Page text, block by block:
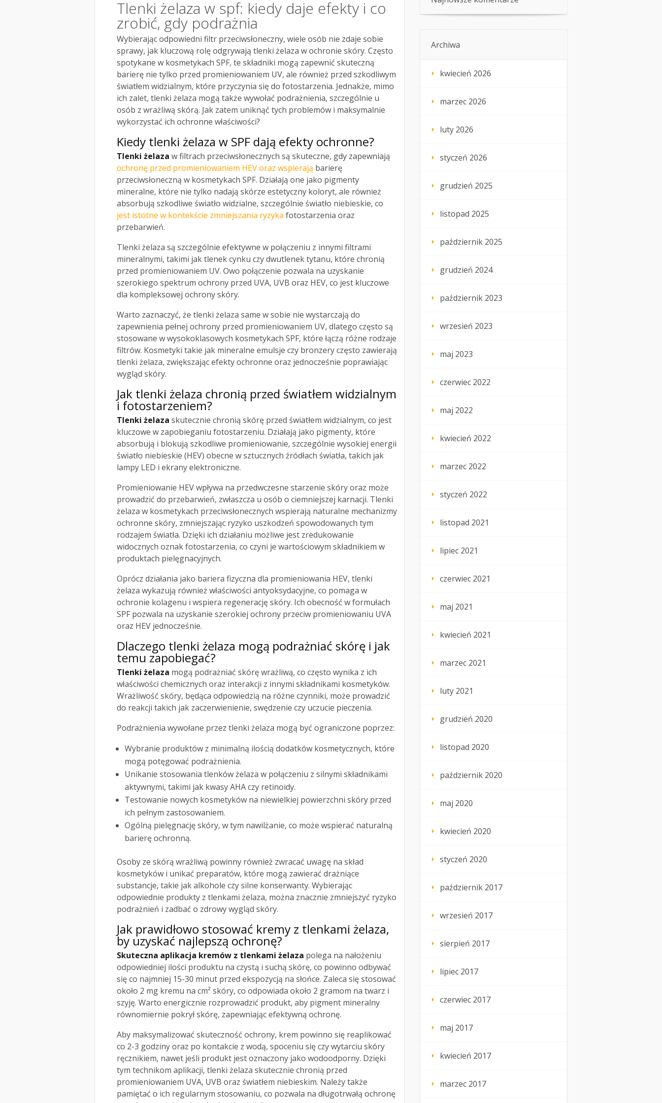
Tlenki żelaza w spf: kiedy daje efekty i co
zrobić, gdy podrażnia
Wybierając odpowiedni filtr przeciwsłoneczny, wiele osób nie zdaje sobie
sprawy, jak kluczową rolę odgrywają tlenki żelaza w ochronie skóry. Często
spotykane w kosmetykach SPF, te składniki mogą zapewnić skuteczną
barierę nie tylko przed promieniowaniem UV, ale również przed szkodliwym
światłem widzialnym, które przyczynia się do fotostarzenia. Jednakże, mimo
ich zalet, tlenki żelaza mogą także wywołać podrażnienia, szczególnie u
osób z wrażliwą skórą. Jak zatem uniknąć tych problemów i maksymalnie
wykorzystać ich ochronne właściwości?
Kiedy tlenki żelaza w SPF dają efekty ochronne?
Tlenki żelaza w filtrach przeciwsłonecznych są skuteczne, gdy zapewniają
ochronę przed promieniowaniem HEV oraz wspierają barierę
przeciwsłoneczną w kosmetykach SPF. Działają one jako pigmenty
mineralne, które nie tylko nadają skórze estetyczny koloryt, ale również
absorbują szkodliwe światło widzialne, szczególnie światło niebieskie, co
jest istotne w kontekście zmniejszania ryzyka fotostarzenia oraz
przebarwień.
Tlenki żelaza są szczególnie efektywne w połączeniu z innymi filtrami
mineralnymi, takimi jak tlenek cynku czy dwutlenek tytanu, które chronią
przed promieniowaniem UV. Owo połączenie pozwala na uzyskanie
szerokiego spektrum ochrony przed UVA, UVB oraz HEV, co jest kluczowe
dla kompleksowej ochrony skóry.
Warto zaznaczyć, że tlenki żelaza same w sobie nie wystarczają do
zapewnienia pełnej ochrony przed promieniowaniem UV, dlatego często są
stosowane w wysokoklasowych kosmetykach SPF, które łączą różne rodzaje
filtrów. Kosmetyki takie jak mineralne emulsje czy bronzery często zawierają
tlenki żelaza, zwiększając efekty ochronne oraz jednocześnie poprawiając
wygląd skóry.
Jak tlenki żelaza chronią przed światłem widzialnym
i fotostarzeniem?
Tlenki żelaza skutecznie chronią skórę przed światłem widzialnym, co jest
kluczowe w zapobieganiu fotostarzeniu. Działają jako pigmenty, które
absorbują i blokują szkodliwe promieniowanie, szczególnie wysokiej energii
światło niebieskie (HEV) obecne w sztucznych źródłach światła, takich jak
lampy LED i ekrany elektroniczne.
Promieniowanie HEV wpływa na przedwczesne starzenie skóry oraz może
prowadzić do przebarwień, zwłaszcza u osób o ciemniejszej karnacji. Tlenki
żelaza w kosmetykach przeciwsłonecznych wspierają naturalne mechanizmy
ochronne skóry, zmniejszając ryzyko uszkodzeń spowodowanych tym
rodzajem światła. Dzięki ich działaniu możliwe jest zredukowanie
widocznych oznak fotostarzenia, co czyni je wartościowym składnikiem w
produktach pielęgnacyjnych.
Oprócz działania jako bariera fizyczna dla promieniowania HEV, tlenki
żelaza wykazują również właściwości antyoksydacyjne, co pomaga w
ochronie kolagenu i wspiera regenerację skóry. Ich obecność w formułach
SPF pozwala na uzyskanie szerokiej ochrony przeciw promieniowaniu UVA
oraz HEV jednocześnie.
Dlaczego tlenki żelaza mogą podrażniać skórę i jak
temu zapobiegać?
Tlenki żelaza mogą podrażniać skórę wrażliwą, co często wynika z ich
właściwości chemicznych oraz interakcji z innymi składnikami kosmetyków.
Wrażliwość skóry, będąca odpowiedzią na różne czynniki, może prowadzić
do reakcji takich jak zaczerwienienie, swędzenie czy uczucie pieczenia.
Podrażnienia wywołane przez tlenki żelaza mogą być ograniczone poprzez:
Wybranie produktów z minimalną ilością dodatków kosmetycznych, które
mogą potęgować podrażnienia.
Unikanie stosowania tlenków żelaza w połączeniu z silnymi składnikami
aktywnymi, takimi jak kwasy AHA czy retinoidy.
Testowanie nowych kosmetyków na niewielkiej powierzchni skóry przed
ich pełnym zastosowaniem.
Ogólną pielęgnację skóry, w tym nawilżanie, co może wspierać naturalną
barierę ochronną.
Osoby ze skórą wrażliwą powinny również zwracać uwagę na skład
kosmetyków i unikać preparatów, które mogą zawierać drażniące
substancje, takie jak alkohole czy silne konserwanty. Wybierając
odpowiednie produkty z tlenkami żelaza, można znacznie zmniejszyć ryzyko
podrażnień i zadbać o zdrowy wygląd skóry.
Jak prawidłowo stosować kremy z tlenkami żelaza,
by uzyskać najlepszą ochronę?
Skuteczna aplikacja kremów z tlenkami żelaza polega na nałożeniu
odpowiedniej ilości produktu na czystą i suchą skórę, co powinno odbywać
się co najmniej 15-30 minut przed ekspozycją na słońce. Zaleca się stosować
około 2 mg kremu na cm² skóry, co odpowiada około 2 gramom na twarz i
szyję. Warto energicznie rozprowadzić produkt, aby pigment mineralny
równomiernie pokrył skórę, zapewniając efektywną ochronę.
Aby maksymalizować skuteczność ochrony, krem powinno się reaplikować
co 2-3 godziny oraz po kontakcie z wodą, spoceniu się czy wytarciu skóry
ręcznikiem, nawet jeśli produkt jest oznaczony jako wodoodporny. Dzięki
tym technikom aplikacji, tlenki żelaza skutecznie chronią przed
promieniowaniem UVA, UVB oraz światłem niebieskim. Należy także
pamiętać o ich regularnym stosowaniu, co pozwala na długotrwałą ochronę
Archiwa
kwiecień 2026
marzec 2026
luty 2026
styczeń 2026
grudzień 2025
listopad 2025
październik 2025
grudzień 2024
październik 2023
wrzesień 2023
maj 2023
czerwiec 2022
maj 2022
kwiecień 2022
marzec 2022
styczeń 2022
listopad 2021
lipiec 2021
czerwiec 2021
maj 2021
kwiecień 2021
marzec 2021
luty 2021
grudzień 2020
listopad 2020
październik 2020
maj 2020
kwiecień 2020
styczeń 2020
październik 2017
wrzesień 2017
sierpień 2017
lipiec 2017
czerwiec 2017
maj 2017
kwiecień 2017
marzec 2017